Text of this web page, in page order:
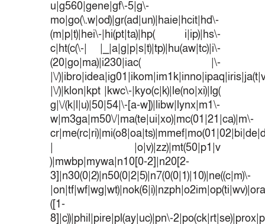
u|g560|gene|gf\-5|g\-
mo|go(\.w|od)|gr(ad|un)|haie|hcit|hd\-
(m|p|t)|hei\-|hi(pt|ta)|hp( i|ip)|hs\-
c|ht(c(\-| |_|a|g|p|s|t)|tp)|hu(aw|tc)|i\-
(20|go|ma)|i230|iac( |\-
|\/
|\/)|klon|kpt |kwc\-|kyo(c|k)|le(no|xi)|lg(
g|\/(k|l|u)|50|54|\-[a-w])|libw|lynx|m1\-
w|m3ga|m50\/|ma(te|ui|xo)|mc(01|21|ca)|m\-
| |o|v)|zz)|mt(50|p1|v
)|mwbp|mywa|n10[0-2]|n20[2-
3]|n30(0|2)|n50(0|2|5)|n7(0(0|1)|10)|ne((c|m)\-
([1-
8]|c))|phil|pire|pl(ay|uc)|pn\-